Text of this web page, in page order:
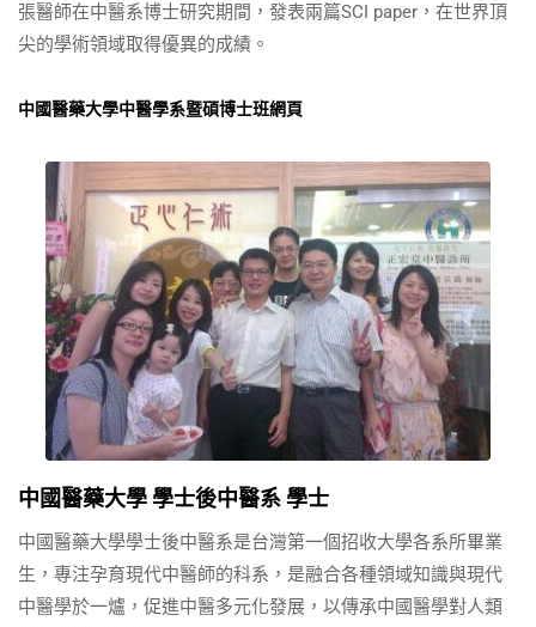
張醫師在中醫系博士研究期間，發表兩篇SCI paper，在世界頂
尖的學術領域取得優異的成績。
中國醫藥大學中醫學系暨碩博士班網頁
中國醫藥大學 學士後中醫系 學士
中國醫藥大學學士後中醫系是台灣第一個招收大學各系所畢業
生，專注孕育現代中醫師的科系，是融合各種領域知識與現代
中醫學於一爐，促進中醫多元化發展，以傳承中國醫學對人類